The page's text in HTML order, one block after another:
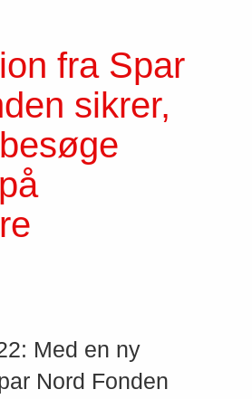
fra Spar
sikrer,
Med en ny
Nord Fonden